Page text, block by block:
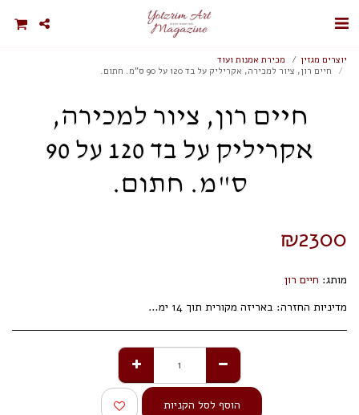
יוצרים מגזין
מכירת אמנות ועוד
חיים רון, ציור למכירה, אקריליק על בד 120 על 90 ס"מ. חתום.
חיים רון, ציור למכירה,
אקריליק על בד 120 על 90
ס"מ. חתום.
₪2300
מותג: חיים רון
מדיניות החזרה: באריזה מקורית תוך 14 ימי עסקים.
הוסף לסל הקניות